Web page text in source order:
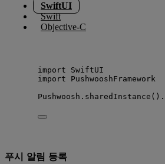
SwiftUI
Swift
Objective-C
import SwiftUI
import PushwooshFramework
Pushwoosh. sharedInstance ().
푸시 알림 등록